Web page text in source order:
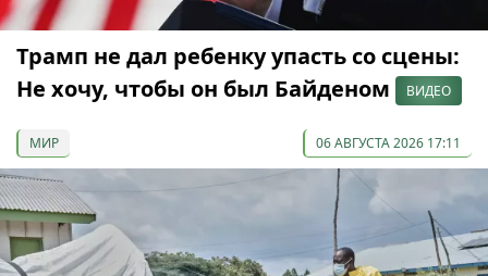
Трамп не дал ребенку упасть со сцены:
Не хочу, чтобы он был Байденом
ВИДЕО
МИР 06 АВГУСТА 2026 17:11